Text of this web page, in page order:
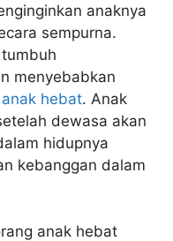
anaknya
sempurna.
menyebabkan
anak hebat. Anak
dewasa akan
hidupnya
kebanggan dalam
anak hebat